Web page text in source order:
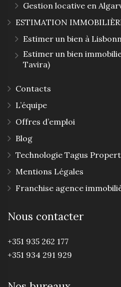
Gestion locative en
ESTIMATION
Estimer un bien à
Estimer un bien
Tavira)
Contacts
L’équipe
Offres d’emploi
Blog
Technologie Tagus
Mentions Légales
Franchise agence
Nous contacter
+351 935 262 177
+351 934 291 929